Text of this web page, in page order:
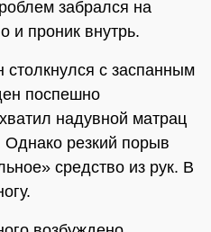
забрался на
и проник внутрь.
столкнулся с заспанным
поспешно
надувной матрац
резкий порыв
средство из рук. В